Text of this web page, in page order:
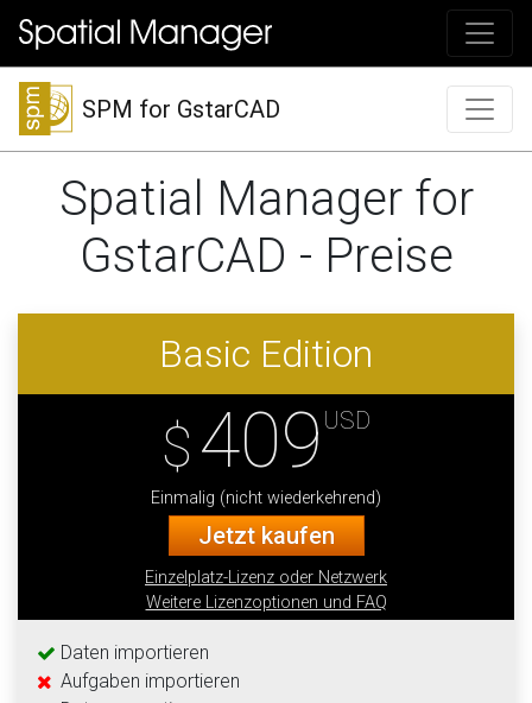
SPM for GstarCAD
Spatial Manager for
GstarCAD - Preise
Basic Edition
$409 USD
Einmalig (nicht wiederkehrend)
Jetzt kaufen
Einzelplatz-Lizenz oder Netzwerk
Weitere Lizenzoptionen und FAQ
Daten importieren
Aufgaben importieren